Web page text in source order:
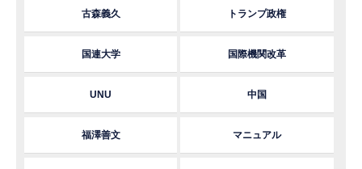
古森義久 トランプ政権
国連大学 国際機関改革
UNU 中国
福澤善文 マニュアル